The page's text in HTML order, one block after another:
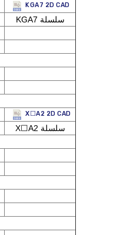
KGA7 2D CAD
KGA7 سلسلة
X☐A2 2D CAD
X☐A2 سلسلة